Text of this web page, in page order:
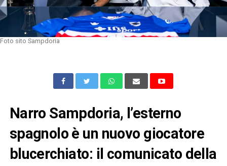
Foto sito Sampdoria
Narro Sampdoria, l’esterno
spagnolo è un nuovo giocatore
blucerchiato: il comunicato della